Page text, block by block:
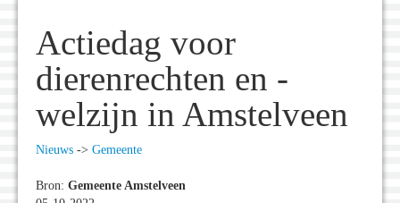
Actiedag voor
dierenrechten en -
welzijn in Amstelveen
Nieuws -> Gemeente
Bron: Gemeente Amstelveen